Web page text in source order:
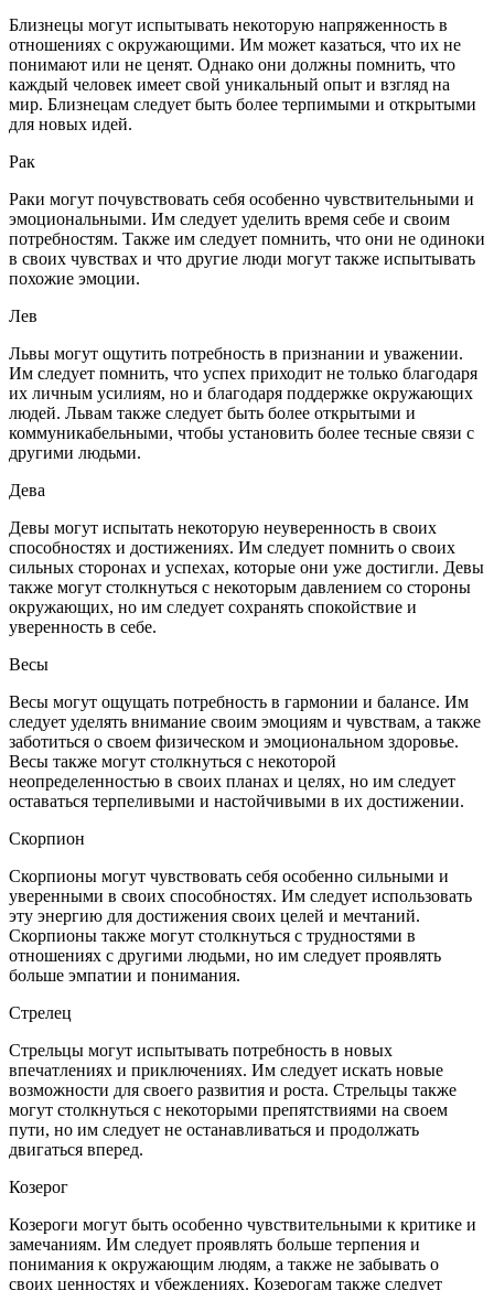
Близнецы могут испытывать некоторую напряженность в
отношениях с окружающими. Им может казаться, что их не
понимают или не ценят. Однако они должны помнить, что
каждый человек имеет свой уникальный опыт и взгляд на
мир. Близнецам следует быть более терпимыми и открытыми
для новых идей.
Рак
Раки могут почувствовать себя особенно чувствительными и
эмоциональными. Им следует уделить время себе и своим
потребностям. Также им следует помнить, что они не одиноки
в своих чувствах и что другие люди могут также испытывать
похожие эмоции.
Лев
Львы могут ощутить потребность в признании и уважении.
Им следует помнить, что успех приходит не только благодаря
их личным усилиям, но и благодаря поддержке окружающих
людей. Львам также следует быть более открытыми и
коммуникабельными, чтобы установить более тесные связи с
другими людьми.
Дева
Девы могут испытать некоторую неуверенность в своих
способностях и достижениях. Им следует помнить о своих
сильных сторонах и успехах, которые они уже достигли. Девы
также могут столкнуться с некоторым давлением со стороны
окружающих, но им следует сохранять спокойствие и
уверенность в себе.
Весы
Весы могут ощущать потребность в гармонии и балансе. Им
следует уделять внимание своим эмоциям и чувствам, а также
заботиться о своем физическом и эмоциональном здоровье.
Весы также могут столкнуться с некоторой
неопределенностью в своих планах и целях, но им следует
оставаться терпеливыми и настойчивыми в их достижении.
Скорпион
Скорпионы могут чувствовать себя особенно сильными и
уверенными в своих способностях. Им следует использовать
эту энергию для достижения своих целей и мечтаний.
Скорпионы также могут столкнуться с трудностями в
отношениях с другими людьми, но им следует проявлять
больше эмпатии и понимания.
Стрелец
Стрельцы могут испытывать потребность в новых
впечатлениях и приключениях. Им следует искать новые
возможности для своего развития и роста. Стрельцы также
могут столкнуться с некоторыми препятствиями на своем
пути, но им следует не останавливаться и продолжать
двигаться вперед.
Козерог
Козероги могут быть особенно чувствительными к критике и
замечаниям. Им следует проявлять больше терпения и
понимания к окружающим людям, а также не забывать о
своих ценностях и убеждениях. Козерогам также следует